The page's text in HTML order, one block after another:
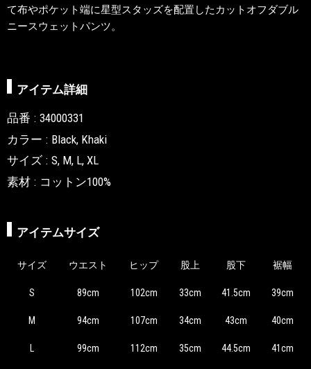
て布やポケット端に星型スタッズを配置したカットオフダブル
ニースウェットパンツ。
アイテム詳細
品番
34000331
カラー
Black, Khaki
サイズ
S, M, L, XL
素材
コットン100%
アイテムサイズ
サイズ ウエスト ヒップ 股上 股下 裾幅
S 89cm 102cm 33cm 41.5cm 39cm
M 94cm 107cm 34cm 43cm 40cm
L 99cm 112cm 35cm 44.5cm 41cm